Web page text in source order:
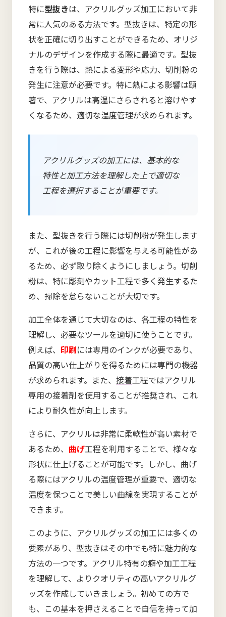
特に型抜きは、アクリルグッズ加工において非
常に人気のある方法です。型抜きは、特定の形
状を正確に切り出すことができるため、オリジ
ナルのデザインを作成する際に最適です。型抜
きを行う際は、熱による変形や応力、切削粉の
発生に注意が必要です。特に熱による影響は顕
著で、アクリルは高温にさらされると溶けやす
くなるため、適切な温度管理が求められます。
アクリルグッズの加工には、基本的な
特性と加工方法を理解した上で適切な
工程を選択することが重要です。
また、型抜きを行う際には切削粉が発生します
が、これが後の工程に影響を与える可能性があ
るため、必ず取り除くようにしましょう。切削
粉は、特に彫刻やカット工程で多く発生するた
め、掃除を怠らないことが大切です。
加工全体を通じて大切なのは、各工程の特性を
理解し、必要なツールを適切に使うことです。
例えば、 印刷には専用のインクが必要であり、
品質の高い仕上がりを得るためには専門の機器
が求められます。また、 接着工程ではアクリル
専用の接着剤を使用することが推奨され、これ
により耐久性が向上します。
さらに、アクリルは非常に柔軟性が高い素材で
あるため、 曲げ工程を利用することで、様々な
形状に仕上げることが可能です。しかし、曲げ
る際にはアクリルの温度管理が重要で、適切な
温度を保つことで美しい曲線を実現することが
できます。
このように、アクリルグッズの加工には多くの
要素があり、型抜きはその中でも特に魅力的な
方法の一つです。アクリル特有の癖や加工工程
を理解して、よりクオリティの高いアクリルグ
ッズを作成していきましょう。初めての方で
も、この基本を押さえることで自信を持って加